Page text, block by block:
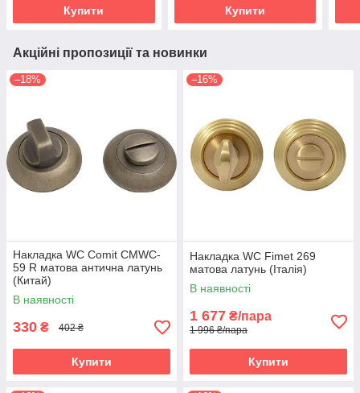
Купити Купити
Акційні пропозиції та новинки
–18%
Накладка WC Comit CMWC-
59 R матова антична латунь
(Китай)
В наявності
330 ₴ 402 ₴
Купити
–16%
Накладка WC Fimet 269
матова латунь (Італія)
В наявності
1 677 ₴/пара
1 996 ₴/пара
Купити